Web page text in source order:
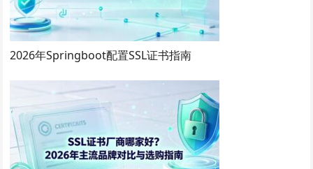
2026年Springboot配置SSL证书指南